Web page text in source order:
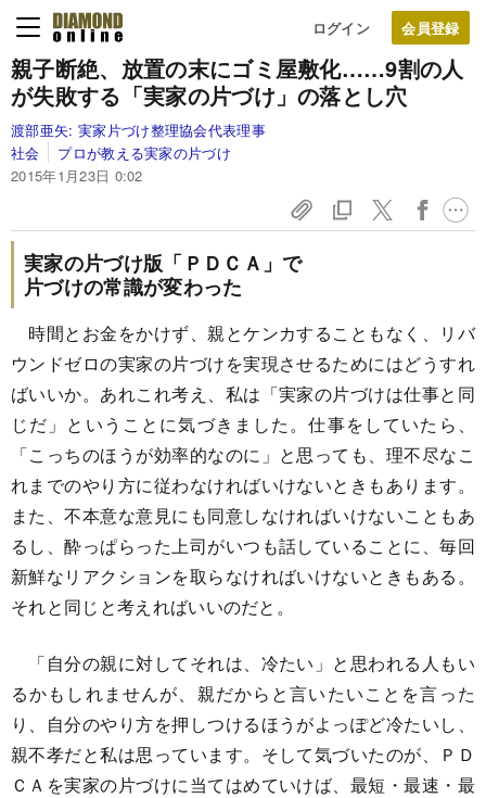
ログイン
親子断絶、放置の末にゴミ屋敷化……9割の人
が失敗する「実家の片づけ」の落とし穴
渡部亜矢: 実家片づけ整理協会代表理事
社会
プロが教える実家の片づけ
2015年1月23日 0:02
実家の片づけ版「ＰＤＣＡ」で
片づけの常識が変わった
時間とお金をかけず、親とケンカすることもなく、リバ
ウンドゼロの実家の片づけを実現させるためにはどうすれ
ばいいか。あれこれ考え、私は「実家の片づけは仕事と同
じだ」ということに気づきました。仕事をしていたら、
「こっちのほうが効率的なのに」と思っても、理不尽なこ
れまでのやり方に従わなければいけないときもあります。
また、不本意な意見にも同意しなければいけないこともあ
るし、酔っぱらった上司がいつも話していることに、毎回
新鮮なリアクションを取らなければいけないときもある。
それと同じと考えればいいのだと。
「自分の親に対してそれは、冷たい」と思われる人もい
るかもしれませんが、親だからと言いたいことを言った
り、自分のやり方を押しつけるほうがよっぽど冷たいし、
親不孝だと私は思っています。そして気づいたのが、ＰＤ
ＣＡを実家の片づけに当てはめていけば、最短・最速・最